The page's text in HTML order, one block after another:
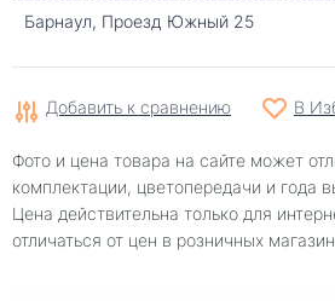
Барнаул, Проезд Южный 25
Добавить к сравнению В
Фото и цена товара на сайте может
комплектации, цветопередачи и года
Цена действительна только для
отличаться от цен в розничных